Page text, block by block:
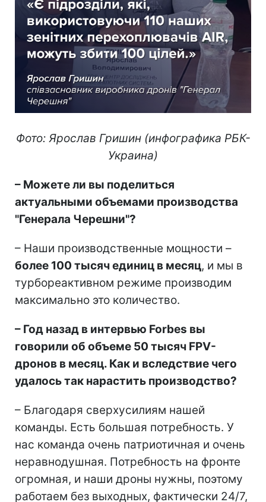
Фото: Ярослав Гришин (инфографика РБК-
Украина)
– Можете ли вы поделиться
актуальными объемами производства
"Генерала Черешни"?
– Наши производственные мощности –
более 100 тысяч единиц в месяц, и мы в
турбореактивном режиме производим
максимально это количество.
– Год назад в интервью Forbes вы
говорили об объеме 50 тысяч FPV-
дронов в месяц. Как и вследствие чего
удалось так нарастить производство?
– Благодаря сверхусилиям нашей
команды. Есть большая потребность. У
нас команда очень патриотичная и очень
неравнодушная. Потребность на фронте
огромная, и наши дроны нужны, поэтому
работаем без выходных, фактически 24/7,